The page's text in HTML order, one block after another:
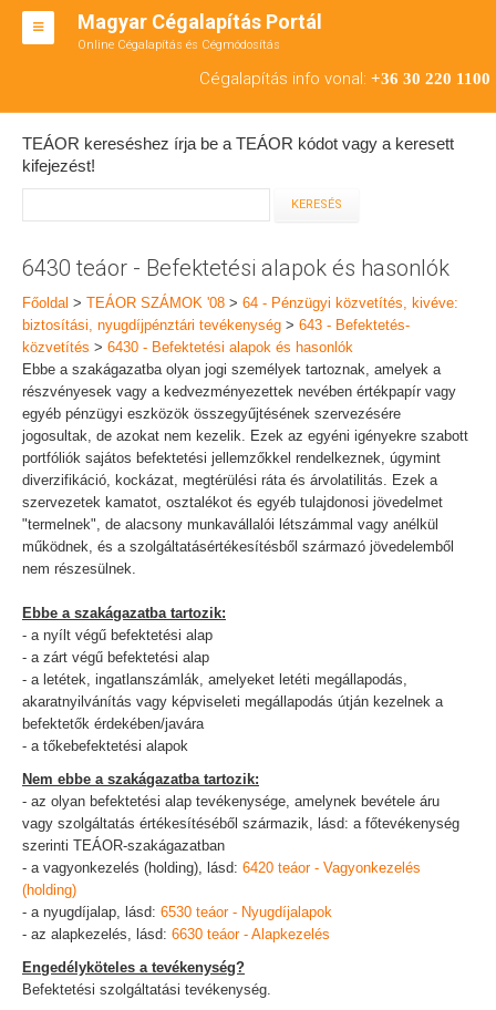
Magyar Cégalapítás Portál
Online Cégalapítás és Cégmódosítás
Cégalapítás info vonal: +36 30 220 1100
BT ALAPÍTÁS
RT ALAPÍTÁS
TEÁOR SZÁMOK '08
ENGEDÉLYKÖTELES
KAPCSOLAT
IRODÁK
TEÁOR kereséshez írja be a TEÁOR kódot vagy a keresett
kifejezést!
6430 teáor - Befektetési alapok és hasonlók
Főoldal > TEÁOR SZÁMOK '08 > 64 - Pénzügyi közvetítés, kivéve:
biztosítási, nyugdíjpénztári tevékenység > 643 - Befektetés-
közvetítés > 6430 - Befektetési alapok és hasonlók
Ebbe a szakágazatba olyan jogi személyek tartoznak, amelyek a
részvényesek vagy a kedvezményezettek nevében értékpapír vagy
egyéb pénzügyi eszközök összegyűjtésének szervezésére
jogosultak, de azokat nem kezelik. Ezek az egyéni igényekre szabott
portfóliók sajátos befektetési jellemzőkkel rendelkeznek, úgymint
diverzifikáció, kockázat, megtérülési ráta és árvolatilitás. Ezek a
szervezetek kamatot, osztalékot és egyéb tulajdonosi jövedelmet
"termelnek", de alacsony munkavállalói létszámmal vagy anélkül
működnek, és a szolgáltatásértékesítésből származó jövedelemből
nem részesülnek.
Ebbe a szakágazatba tartozik:
- a nyílt végű befektetési alap
- a zárt végű befektetési alap
- a letétek, ingatlanszámlák, amelyeket letéti megállapodás,
akaratnyilvánítás vagy képviseleti megállapodás útján kezelnek a
befektetők érdekében/javára
- a tőkebefektetési alapok
Nem ebbe a szakágazatba tartozik:
- az olyan befektetési alap tevékenysége, amelynek bevétele áru
vagy szolgáltatás értékesítéséből származik, lásd: a főtevékenység
szerinti TEÁOR-szakágazatban
- a vagyonkezelés (holding), lásd: 6420 teáor - Vagyonkezelés
(holding)
- a nyugdíjalap, lásd: 6530 teáor - Nyugdíjalapok
- az alapkezelés, lásd: 6630 teáor - Alapkezelés
Engedélyköteles a tevékenység?
Befektetési szolgáltatási tevékenység.